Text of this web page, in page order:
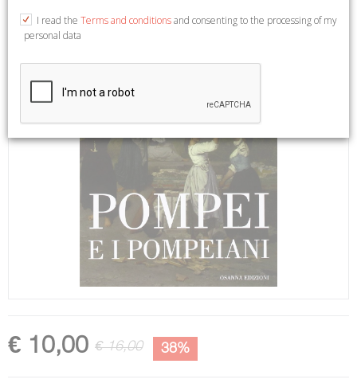
€ 10,00 € 16,00 38%
I read the Terms and conditionsand consenting to the processing of my
personal data